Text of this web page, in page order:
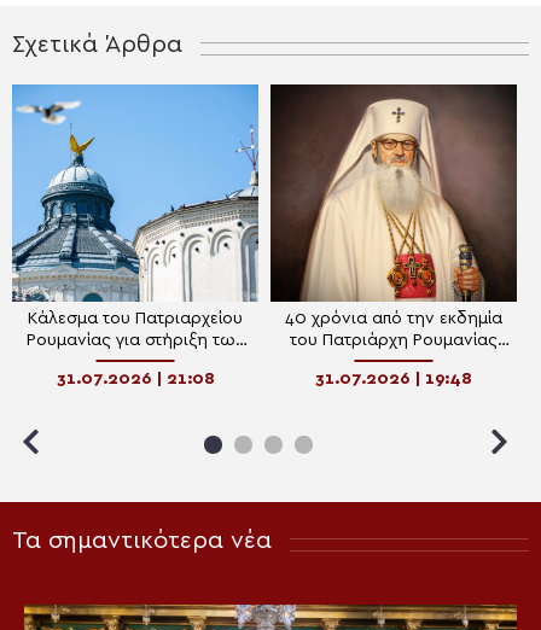
Σχετικά Άρθρα
Κάλεσμα του Πατριαρχείου
Ρουμανίας για στήριξη των
πολιτών εν μέσω καύσωνα
31.07.2026 | 21:08
40 χρόνια από την εκδημία
του Πατριάρχη Ρουμανίας
Ιουστίνου
31.07.2026 | 19:48
Τα σημαντικότερα νέα